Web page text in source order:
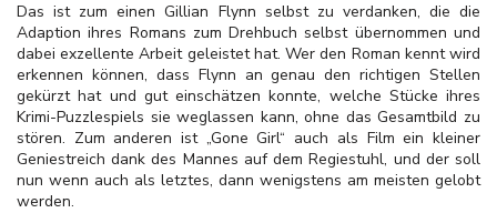
Das ist zum einen Gillian Flynn selbst zu verdanken, die die
Adaption ihres Romans zum Drehbuch selbst übernommen und
dabei exzellente Arbeit geleistet hat. Wer den Roman kennt wird
erkennen können, dass Flynn an genau den richtigen Stellen
gekürzt hat und gut einschätzen konnte, welche Stücke ihres
Krimi-Puzzlespiels sie weglassen kann, ohne das Gesamtbild zu
stören. Zum anderen ist „Gone Girl“ auch als Film ein kleiner
Geniestreich dank des Mannes auf dem Regiestuhl, und der soll
nun wenn auch als letztes, dann wenigstens am meisten gelobt
werden.